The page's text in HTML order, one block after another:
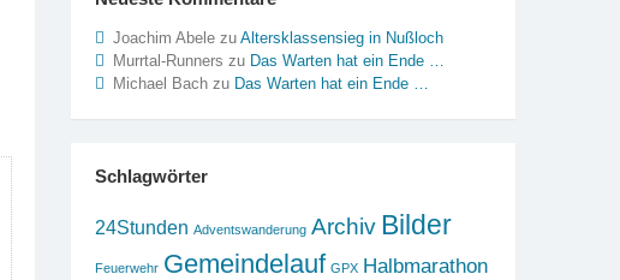
Joachim Abelezu Altersklassensieg in Nußloch
Murrtal-Runners zu Das Warten hat ein Ende …
Michael Bachzu Das Warten hat ein Ende …
Schlagwörter
24Stunden Adventswanderung Archiv Bilder
Feuerwehr Gemeindelauf GPX Halbmarathon